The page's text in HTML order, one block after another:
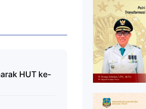
HUT ke-